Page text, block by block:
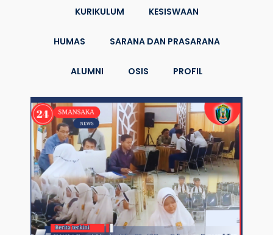
KURIKULUM KESISWAAN
HUMAS SARANA DAN PRASARANA
ALUMNI OSIS PROFIL